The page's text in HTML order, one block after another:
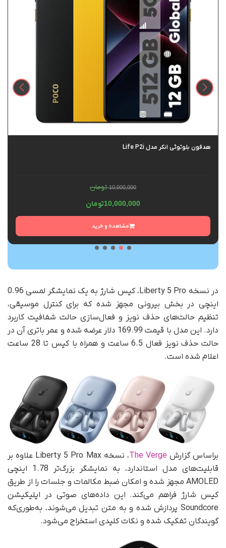
هدفون بلوتوثی انکر مدل Life P2i
10,000,000 تومان
10,000,000تومان
مشاهده و خرید
در نسخه Liberty 5 Pro، کیس شارژ به یک نمایشگر لمسی 0.96
اینچی در بخش بیرونی مجهز شده که برای کنترل موسیقی،
تنظیم حالت‌های حذف نویز و فعال‌سازی حالت شفافیت کاربرد
دارد. این مدل با قیمت 169.99 دلار عرضه شده و عمر باتری آن در
حالت حذف نویز فعال 6.5 ساعت و همراه با کیس تا 28 ساعت
اعلام شده است.
براساس گزارش The Verge
، نسخه Liberty 5 Pro Max علاوه بر
قابلیت‌های مدل استاندارد، به نمایشگر بزرگ‌تر 1.78 اینچی
AMOLED مجهز شده و امکان ضبط مکالمات و جلسات را از طریق
کیس شارژ فراهم می‌کند. این داده‌های صوتی در اپلیکیشن
Soundcore پردازش شده و به متن تبدیل می‌شوند، به‌طوری‌که
گویندگان تفکیک شده و نکات کلیدی استخراج می‌شود.